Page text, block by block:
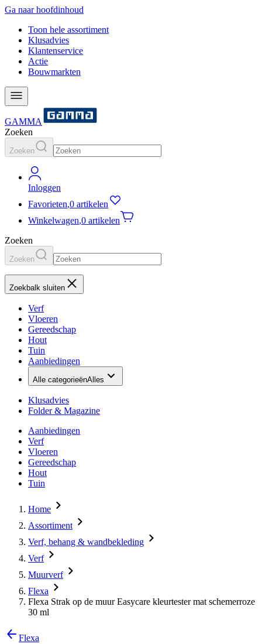
Ga naar hoofdinhoud
Toon hele assortiment
Klusadvies
Klantenservice
Actie
Bouwmarkten
GAMMA
Zoeken
Zoeken
Inloggen
Favorieten,0 artikelen
Winkelwagen,0 artikelen
Zoeken
Zoeken
Zoekbalk sluiten
Verf
Vloeren
Gereedschap
Hout
Tuin
Aanbiedingen
Alle categorieënAlles
Klusadvies
Folder & Magazine
Aanbiedingen
Verf
Vloeren
Gereedschap
Hout
Tuin
Home
Assortiment
Verf, behang & wandbekleding
Verf
Muurverf
Flexa
Flexa Strak op de muur Easycare kleurtester mat schemerroze
30 ml
Flexa